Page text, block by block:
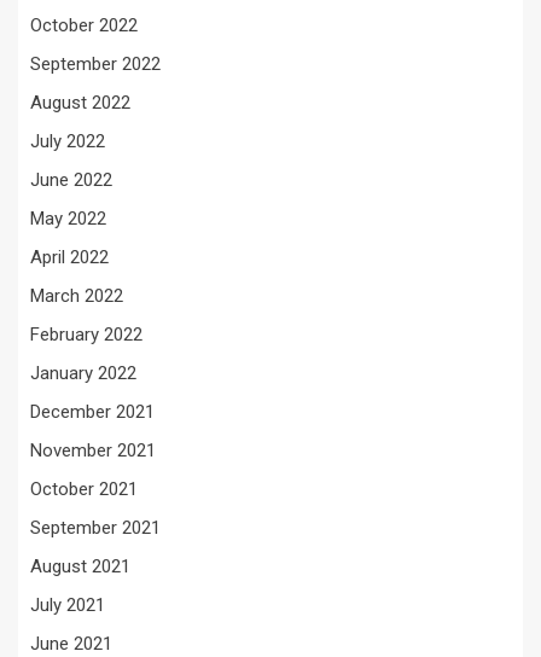
October 2022
September 2022
August 2022
July 2022
June 2022
May 2022
April 2022
March 2022
February 2022
January 2022
December 2021
November 2021
October 2021
September 2021
August 2021
July 2021
June 2021